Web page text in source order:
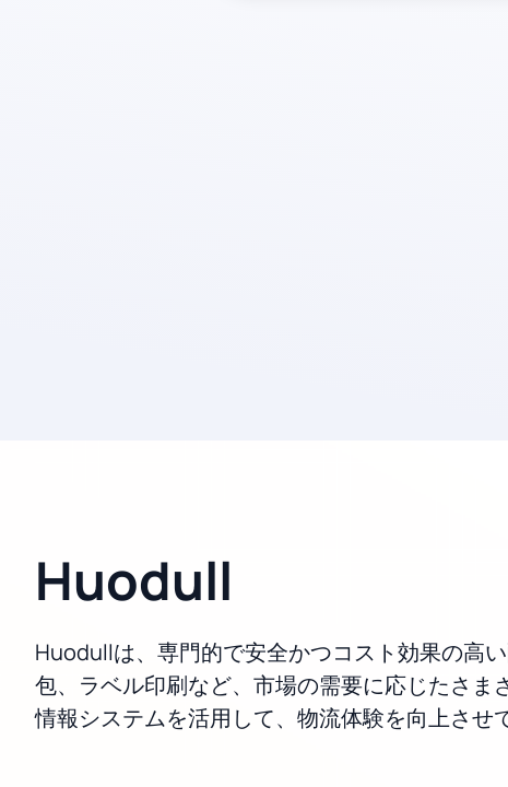
Huodull
Huodullは、専門的で安全かつコスト効果の高
包、ラベル印刷など、市場の需要に応じたさ
情報システムを活用して、物流体験を向上させ